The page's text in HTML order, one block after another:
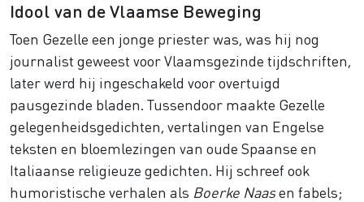
Idool van de Vlaamse Beweging
Toen Gezelle een jonge priester was, was hij nog
journalist geweest voor Vlaamsgezinde tijdschriften,
later werd hij ingeschakeld voor overtuigd
pausgezinde bladen. Tussendoor maakte Gezelle
gelegenheidsgedichten, vertalingen van Engelse
teksten en bloemlezingen van oude Spaanse en
Italiaanse religieuze gedichten. Hij schreef ook
humoristische verhalen als Boerke Naasen fabels;